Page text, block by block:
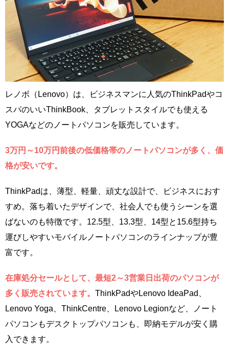
レノボ（Lenovo）は、ビジネスマンに人気のThinkPadやコ
スパのいいThinkBook、タブレットスタイルでも使える
YOGAなどのノートパソコンを販売しています。
3万円～10万円前後の低価格帯のノートパソコンが多く、価
格が安いです。
ThinkPadは、薄型、軽量、頑丈な設計で、ビジネスにおす
すめ。落ち着いたデザインで、社会人でも使うシーンを選
ばないのも特徴です。12.5型、13.3型、14型と15.6型持ち
運びしやすいモバイルノートパソコンのラインナップが豊
富です。
在庫処分セールとして、最短2～3営業日出荷のパソコンが
多く販売されています。 ThinkPadやLenovo IdeaPad、
Lenovo Yoga、ThinkCentre、Lenovo Legionなど、ノート
パソコンもデスクトップパソコンも、即納モデルが安く購
入できます。